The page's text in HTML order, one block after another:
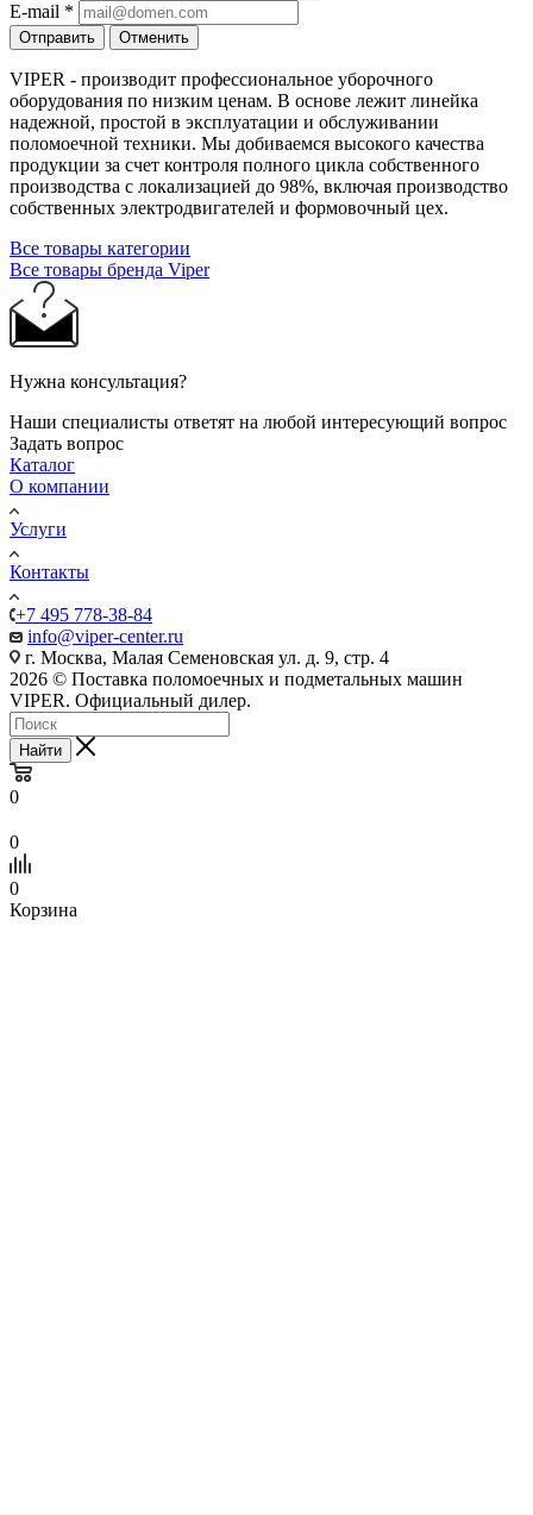
E-mail *
Отправить Отменить
VIPER - производит профессиональное уборочного
оборудования по низким ценам. В основе лежит линейка
надежной, простой в эксплуатации и обслуживании
поломоечной техники. Мы добиваемся высокого качества
продукции за счет контроля полного цикла собственного
производства с локализацией до 98%, включая производство
собственных электродвигателей и формовочный цех.
Все товары категории
Все товары бренда Viper
Нужна консультация?
Наши специалисты ответят на любой интересующий вопрос
Задать вопрос
Каталог
О компании
Услуги
Контакты
+7 495 778-38-84
info@viper-center.ru
г. Москва, Малая Семеновская ул. д. 9, стр. 4
2026 © Поставка поломоечных и подметальных машин
VIPER. Официальный дилер.
Найти
0
0
0
Корзина